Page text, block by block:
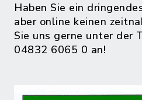
Haben Sie ein
aber online keinen
Sie uns gerne unter der
04832 6065 0 an!